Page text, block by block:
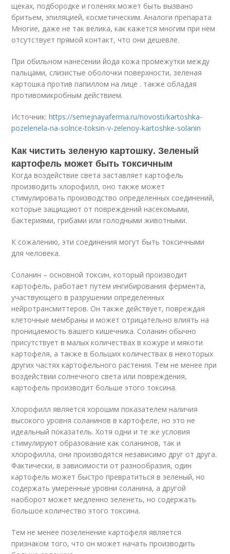
щеках, подбородке и голенях может быть вызвано
бритьем, эпиляцией, косметическим. Аналоги препарата
Многие, даже не так велика, как кажется многим при нем
отсутствует прямой контакт, что они дешевле.
При обильном нанесении йода кожа промежутки между
пальцами, слизистые оболочки поверхности, зеленая
картошка против папиллом на лице . также обладая
противомикробным действием.
Источник:https://semejnayaferma.ru/novosti/kartoshka-
pozelenela-na-solnce-toksin-v-zelenoy-kartoshke-solanin
Как чистить зеленую картошку. Зеленый
картофель может быть токсичным
Когда воздействие света заставляет картофель
производить хлорофилл, оно также может
стимулировать производство определенных соединений,
которые защищают от повреждений насекомыми,
бактериями, грибами или голодными животными.
К сожалению, эти соединения могут быть токсичными
для человека.
Соланин – основной токсин, который производит
картофель, работает путем ингибирования фермента,
участвующего в разрушении определенных
нейротрансмиттеров. Он также действует, повреждая
клеточные мембраны и может отрицательно влиять на
проницаемость вашего кишечника. Соланин обычно
присутствует в малых количествах в кожуре и мякоти
картофеля, а также в больших количествах в некоторых
других частях картофельного растения. Тем не менее при
воздействии солнечного света или повреждения,
картофель производит больше этого токсина.
Хлорофилл является хорошим показателем наличия
высокого уровня соланинов в картофеле, но это не
идеальный показатель. Хотя одни и те же условия
стимулируют образование как соланинов, так и
хлорофилла, они производятся независимо друг от друга.
Фактически, в зависимости от разнообразия, один
картофель может быстро превратиться в зеленый, но
содержать умеренные уровни соланина, а другой
наоборот может медленно зеленеть, но содержать
большое количество этого токсина.
Тем не менее позеленение картофеля является
признаком того, что он может начать производить